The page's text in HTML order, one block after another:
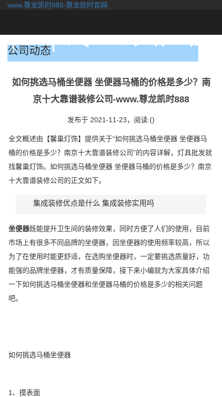
www.尊龙凯时888-尊龙凯时官网
公司动态
如何挑选马桶坐便器 坐便器马桶的价格是多少？南
京十大靠谱装修公司-www.尊龙凯时888
发布于 2021-11-23， 阅读:()
全文概述由【馨巢灯饰】提供关于“如何挑选马桶坐便器 坐便器马
桶的价格是多少？南京十大靠谱装修公司”的内容详解，灯具批发就
找馨巢灯饰。如何挑选马桶坐便器 坐便器马桶的价格是多少？南京
十大靠谱装修公司的正文如下。
集成装修优点是什么 集成装修实用吗
坐便器既能提升卫生间的装修效果，同时方便了人们的使用，目前
市场上有很多不同品牌的坐便器，因坐便器的使用频率较高，所以
为了在使用时能更舒适，在选购坐便器时，一定要挑选质量好，功
能强的品牌坐便器，才有质量保障，接下来小编就为大家具体介绍
一下如何挑选马桶坐便器和坐便器马桶的价格是多少的相关问题
吧。
如何挑选马桶坐便器
1、摸表面